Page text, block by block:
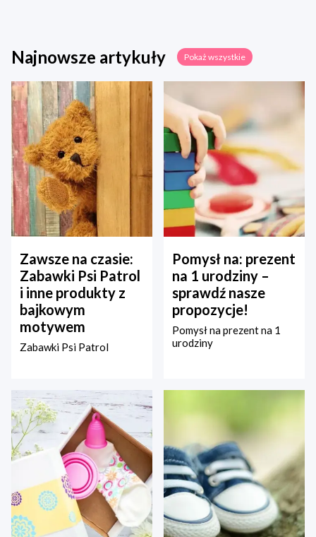
Najnowsze artykuły Pokaż wszystkie
Zawsze na czasie:
Zabawki Psi Patrol
i inne produkty z
bajkowym
motywem
Zabawki Psi Patrol
Pomysł na: prezent
na 1 urodziny –
sprawdź nasze
propozycje!
Pomysł na prezent na 1
urodziny